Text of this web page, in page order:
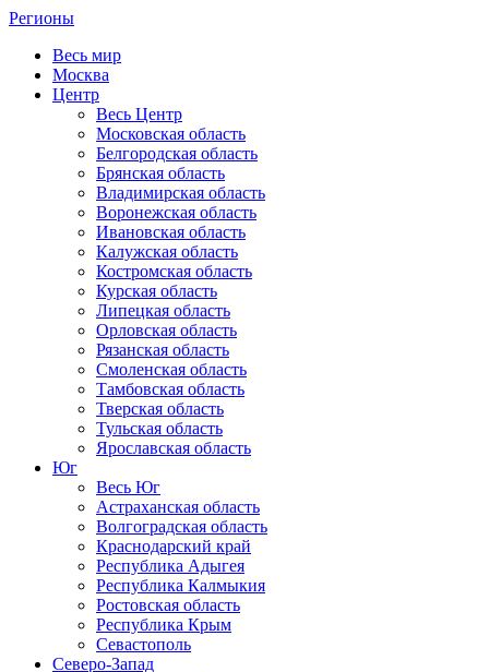
Регионы
Весь мир
Москва
Центр
Весь Центр
Московская область
Белгородская область
Брянская область
Владимирская область
Воронежская область
Ивановская область
Калужская область
Костромская область
Курская область
Липецкая область
Орловская область
Рязанская область
Смоленская область
Тамбовская область
Тверская область
Тульская область
Ярославская область
Юг
Весь Юг
Астраханская область
Волгоградская область
Краснодарский край
Республика Адыгея
Республика Калмыкия
Ростовская область
Республика Крым
Севастополь
Северо-Запад